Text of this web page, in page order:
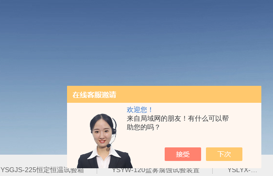
欢迎您！
来自局域网的朋友！有什么可以帮
助您的吗？
YSGJS-225恒定恒温试验箱 YSYW-120盐雾腐蚀试验装置 YSLYX-010防水试验设备